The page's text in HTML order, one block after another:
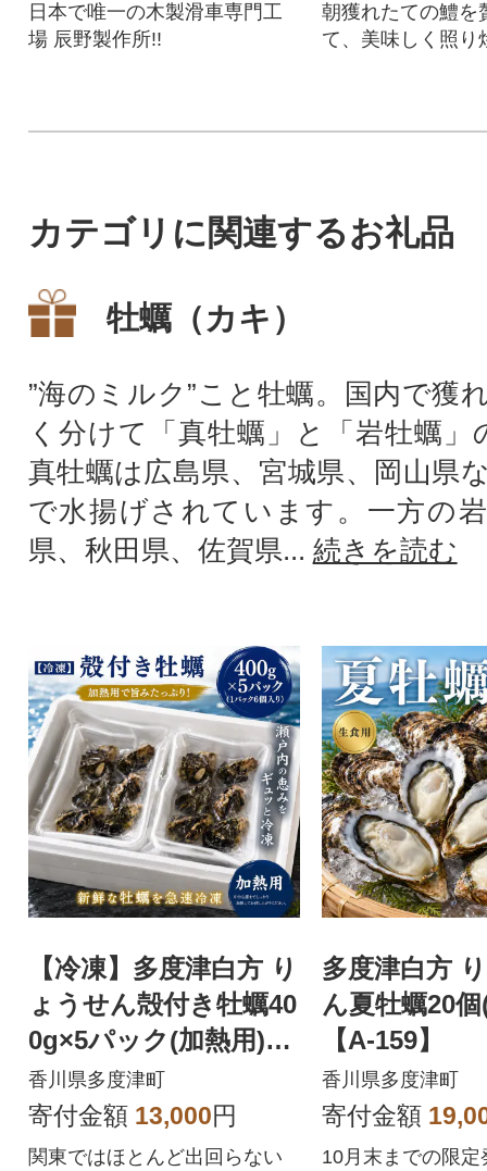
日本で唯一の木製滑車専門工
場 辰野製作所!!
朝獲れたての鱧を
て、美味しく照り
カテゴリに関連するお礼品
牡蠣（カキ）
”海のミルク”こと牡蠣。国内で獲
く分けて「真牡蠣」と「岩牡蠣」
真牡蠣は広島県、宮城県、岡山県
で水揚げされています。一方の
県、秋田県、佐賀県... 続きを読む
【冷凍】多度津白方 り
ょうせん殻付き牡蠣40
0g×5パック(加熱用)
【A-158】
香川県多度津町
寄付金額 13,000円
関東ではほとんど出回らない
多度津白方
ん夏牡蠣20
【A-159】
香川県多度津町
寄付金額
10月末までの限定